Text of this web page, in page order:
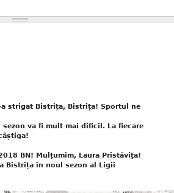
strigat Bistrița, Bistrița! Sportul ne
va fi mult mai dificil. La fiecare
BN! Mulţumim, Laura Pristăviţa!
Bistrița în noul sezon al Ligii